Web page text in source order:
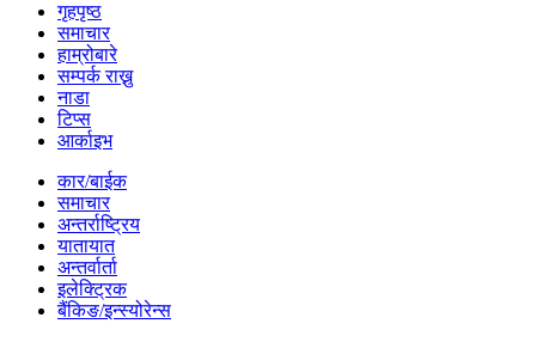
गृहपृष्‍ठ
समाचार
हाम्रोबारे
सम्पर्क राख्नु
नाडा
टिप्स
आर्काइभ
कार/बाईक
समाचार
अन्तर्राष्ट्रिय
यातायात
अन्तर्वार्ता
इलेक्ट्रिक
बैंकिङ/इन्स्योरेन्स